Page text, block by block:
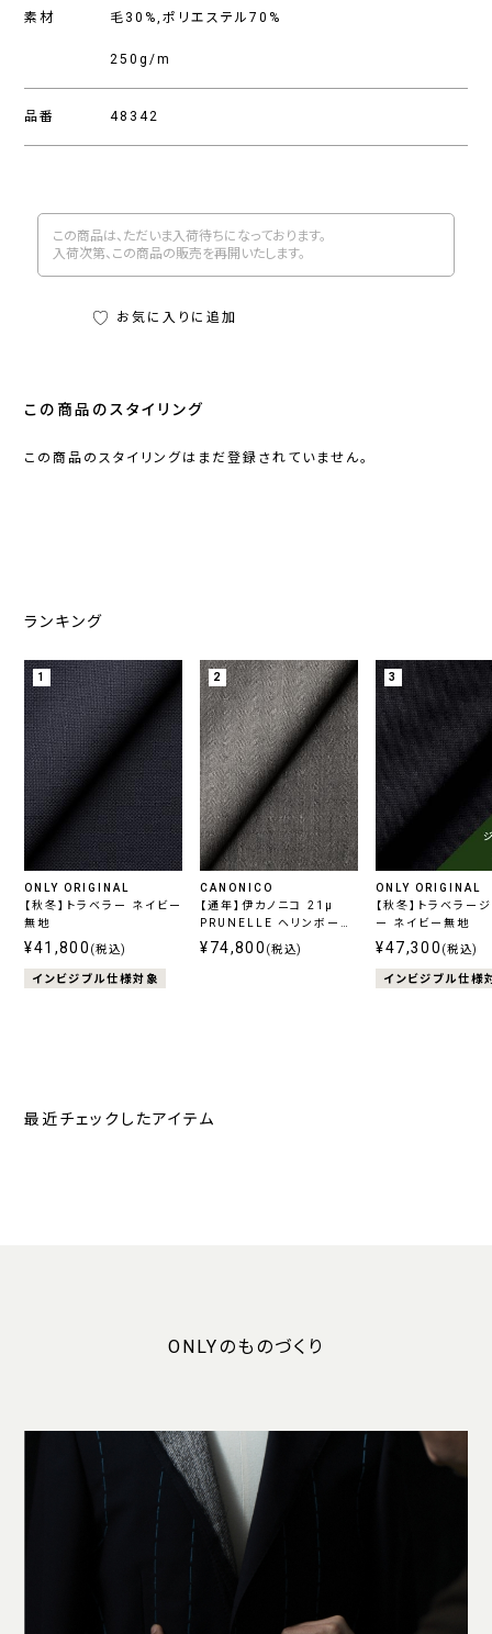
素材 毛30%,ポリエステル70%
250g/m
品番 48342
この商品は、ただいま入荷待ちになっております。
入荷次第、この商品の販売を再開いたします。
お気に入りに追加
この商品のスタイリング
この商品のスタイリングはまだ登録されていません。
ランキング
1
ONLY ORIGINAL
【秋冬】トラベラー ネイビー
無地
¥41,800 (税込)
インビジブル仕様対象
2
CANONICO
【通年】伊カノニコ 21μ
PRUNELLE ヘリンボーン
グレー
¥74,800 (税込)
3
ONLY ORIGINAL
【秋冬】トラベラー
ー ネイビー無地
¥47,300 (税込)
インビジブル仕様
最近チェックしたアイテム
ONLYのものづくり